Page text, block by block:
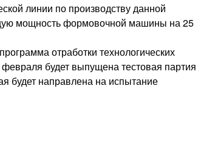
линии по производству данной
мощность формовочной машины на 25
отработки технологических
будет выпущена тестовая партия
будет направлена на испытание